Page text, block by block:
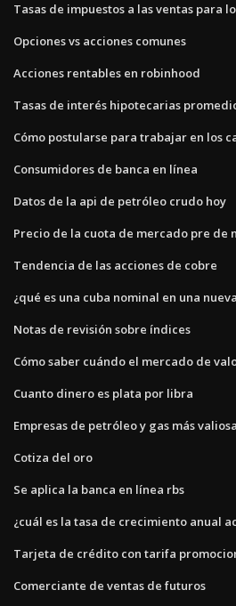
Tasas de impuestos a las ventas para
Opciones vs acciones comunes
Acciones rentables en robinhood
Tasas de interés hipotecarias
Cómo postularse para trabajar en los
Consumidores de banca en línea
Datos de la api de petróleo crudo hoy
Precio de la cuota de mercado pre de
Tendencia de las acciones de cobre
¿qué es una cuba nominal en una
Notas de revisión sobre índices
Cómo saber cuándo el mercado de
Cuanto dinero es plata por libra
Empresas de petróleo y gas más
Cotiza del oro
Se aplica la banca en línea rbs
¿cuál es la tasa de crecimiento anual
Tarjeta de crédito con tarifa
Comerciante de ventas de futuros